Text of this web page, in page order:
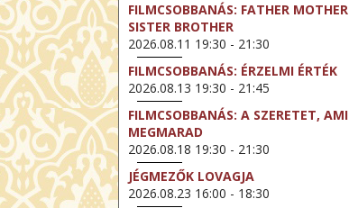
FILMCSOBBANÁS: FATHER MOTHER
SISTER BROTHER
2026.08.11 19:30 - 21:30
FILMCSOBBANÁS: ÉRZELMI ÉRTÉK
2026.08.13 19:30 - 21:45
FILMCSOBBANÁS: A SZERETET, AMI
MEGMARAD
2026.08.18 19:30 - 21:30
JÉGMEZŐK LOVAGJA
2026.08.23 16:00 - 18:30